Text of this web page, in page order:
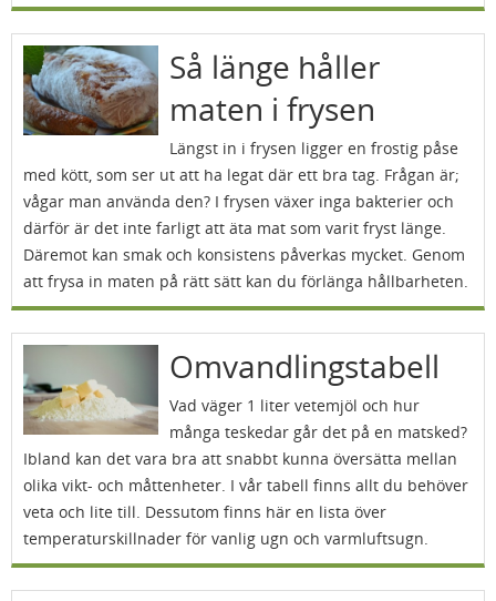
Så länge håller
maten i frysen
Längst in i frysen ligger en frostig påse
med kött, som ser ut att ha legat där ett bra tag. Frågan är;
vågar man använda den? I frysen växer inga bakterier och
därför är det inte farligt att äta mat som varit fryst länge.
Däremot kan smak och konsistens påverkas mycket. Genom
att frysa in maten på rätt sätt kan du förlänga hållbarheten.
Omvandlingstabell
Vad väger 1 liter vetemjöl och hur
många teskedar går det på en matsked?
Ibland kan det vara bra att snabbt kunna översätta mellan
olika vikt- och måttenheter. I vår tabell finns allt du behöver
veta och lite till. Dessutom finns här en lista över
temperaturskillnader för vanlig ugn och varmluftsugn.